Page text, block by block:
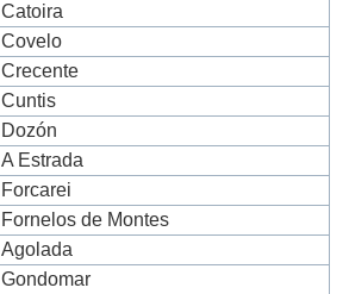
Catoira
Covelo
Crecente
Cuntis
Dozón
A Estrada
Forcarei
Fornelos de Montes
Agolada
Gondomar